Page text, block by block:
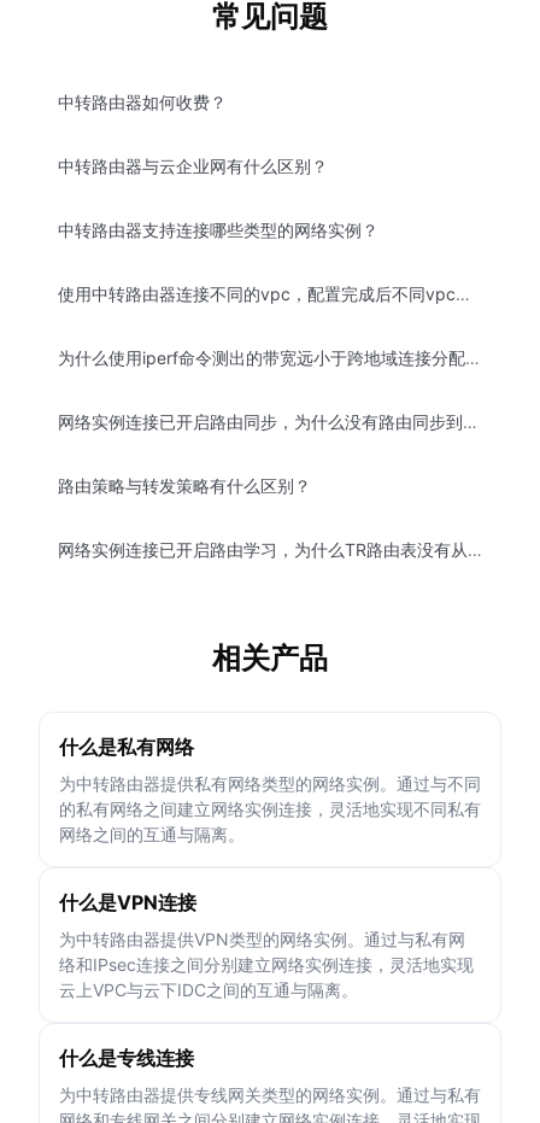
常见问题
中转路由器如何收费？
中转路由器与云企业网有什么区别？
中转路由器支持连接哪些类型的网络实例？
使用中转路由器连接不同的vpc，配置完成后不同vpc内的云服务器之间流量不通是什么原因？
为什么使用iperf命令测出的带宽远小于跨地域连接分配的带宽？
网络实例连接已开启路由同步，为什么没有路由同步到VPC路由表中？
路由策略与转发策略有什么区别？
网络实例连接已开启路由学习，为什么TR路由表没有从VPN学习到任何路由？
相关产品
什么是私有网络
为中转路由器提供私有网络类型的网络实例。通过与不同
的私有网络之间建立网络实例连接，灵活地实现不同私有
网络之间的互通与隔离。
什么是VPN连接
为中转路由器提供VPN类型的网络实例。通过与私有网
络和IPsec连接之间分别建立网络实例连接，灵活地实现
云上VPC与云下IDC之间的互通与隔离。
什么是专线连接
为中转路由器提供专线网关类型的网络实例。通过与私有